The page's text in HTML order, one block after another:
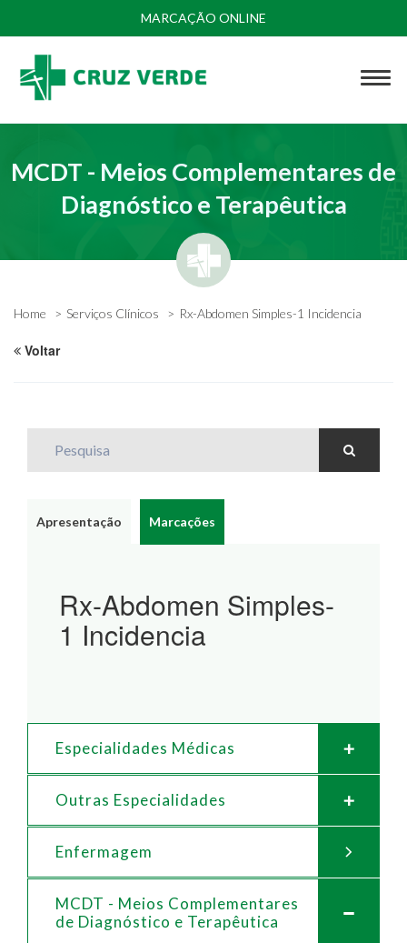
MARCAÇÃO ONLINE
MCDT - Meios Complementares de
Diagnóstico e Terapêutica
Home Serviços Clínicos Rx-Abdomen Simples-1 Incidencia
Voltar
Apresentação Marcações
Rx-Abdomen Simples-
1 Incidencia
Especialidades Médicas
Outras Especialidades
Enfermagem
MCDT - Meios Complementares
de Diagnóstico e Terapêutica